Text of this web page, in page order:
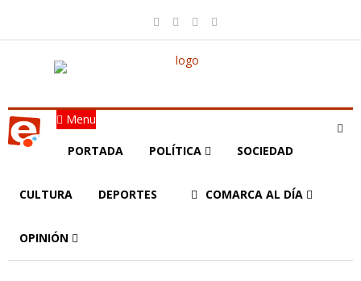
Menu
PORTADA POLÍTICA SOCIEDAD
CULTURA DEPORTES COMARCA AL DÍA
OPINIÓN